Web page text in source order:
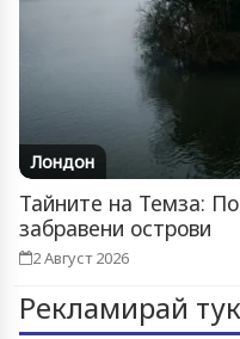
Лондон
Тайните на Темза:
забравени острови
2 Август 2026
Рекламирай тук